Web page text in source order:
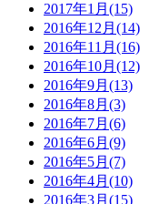
2017年1月(15)
2016年12月(14)
2016年11月(16)
2016年10月(12)
2016年9月(13)
2016年8月(3)
2016年7月(6)
2016年6月(9)
2016年5月(7)
2016年4月(10)
2016年3月(15)